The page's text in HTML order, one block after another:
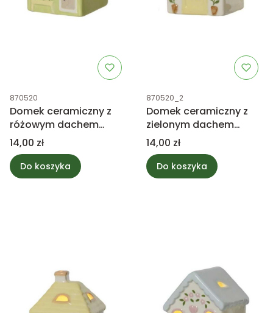
Kod produktu
870520
Domek ceramiczny z
różowym dachem
9,5cm
Cena
14,00 zł
Do koszyka
Kod produktu
870520_2
Domek ceramiczny z
zielonym dachem
9,5cm
Cena
14,00 zł
Do koszyka